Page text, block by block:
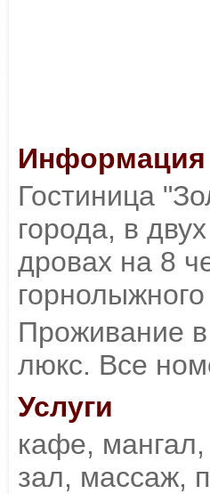
Информация
Гостиница
города, в
дровах на 8
Проживание
люкс. Все
Услуги
кафе,
зал, массаж,